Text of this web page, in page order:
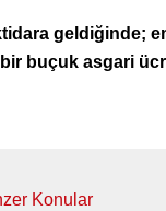
geldiğinde;
buçuk asgari
Konular